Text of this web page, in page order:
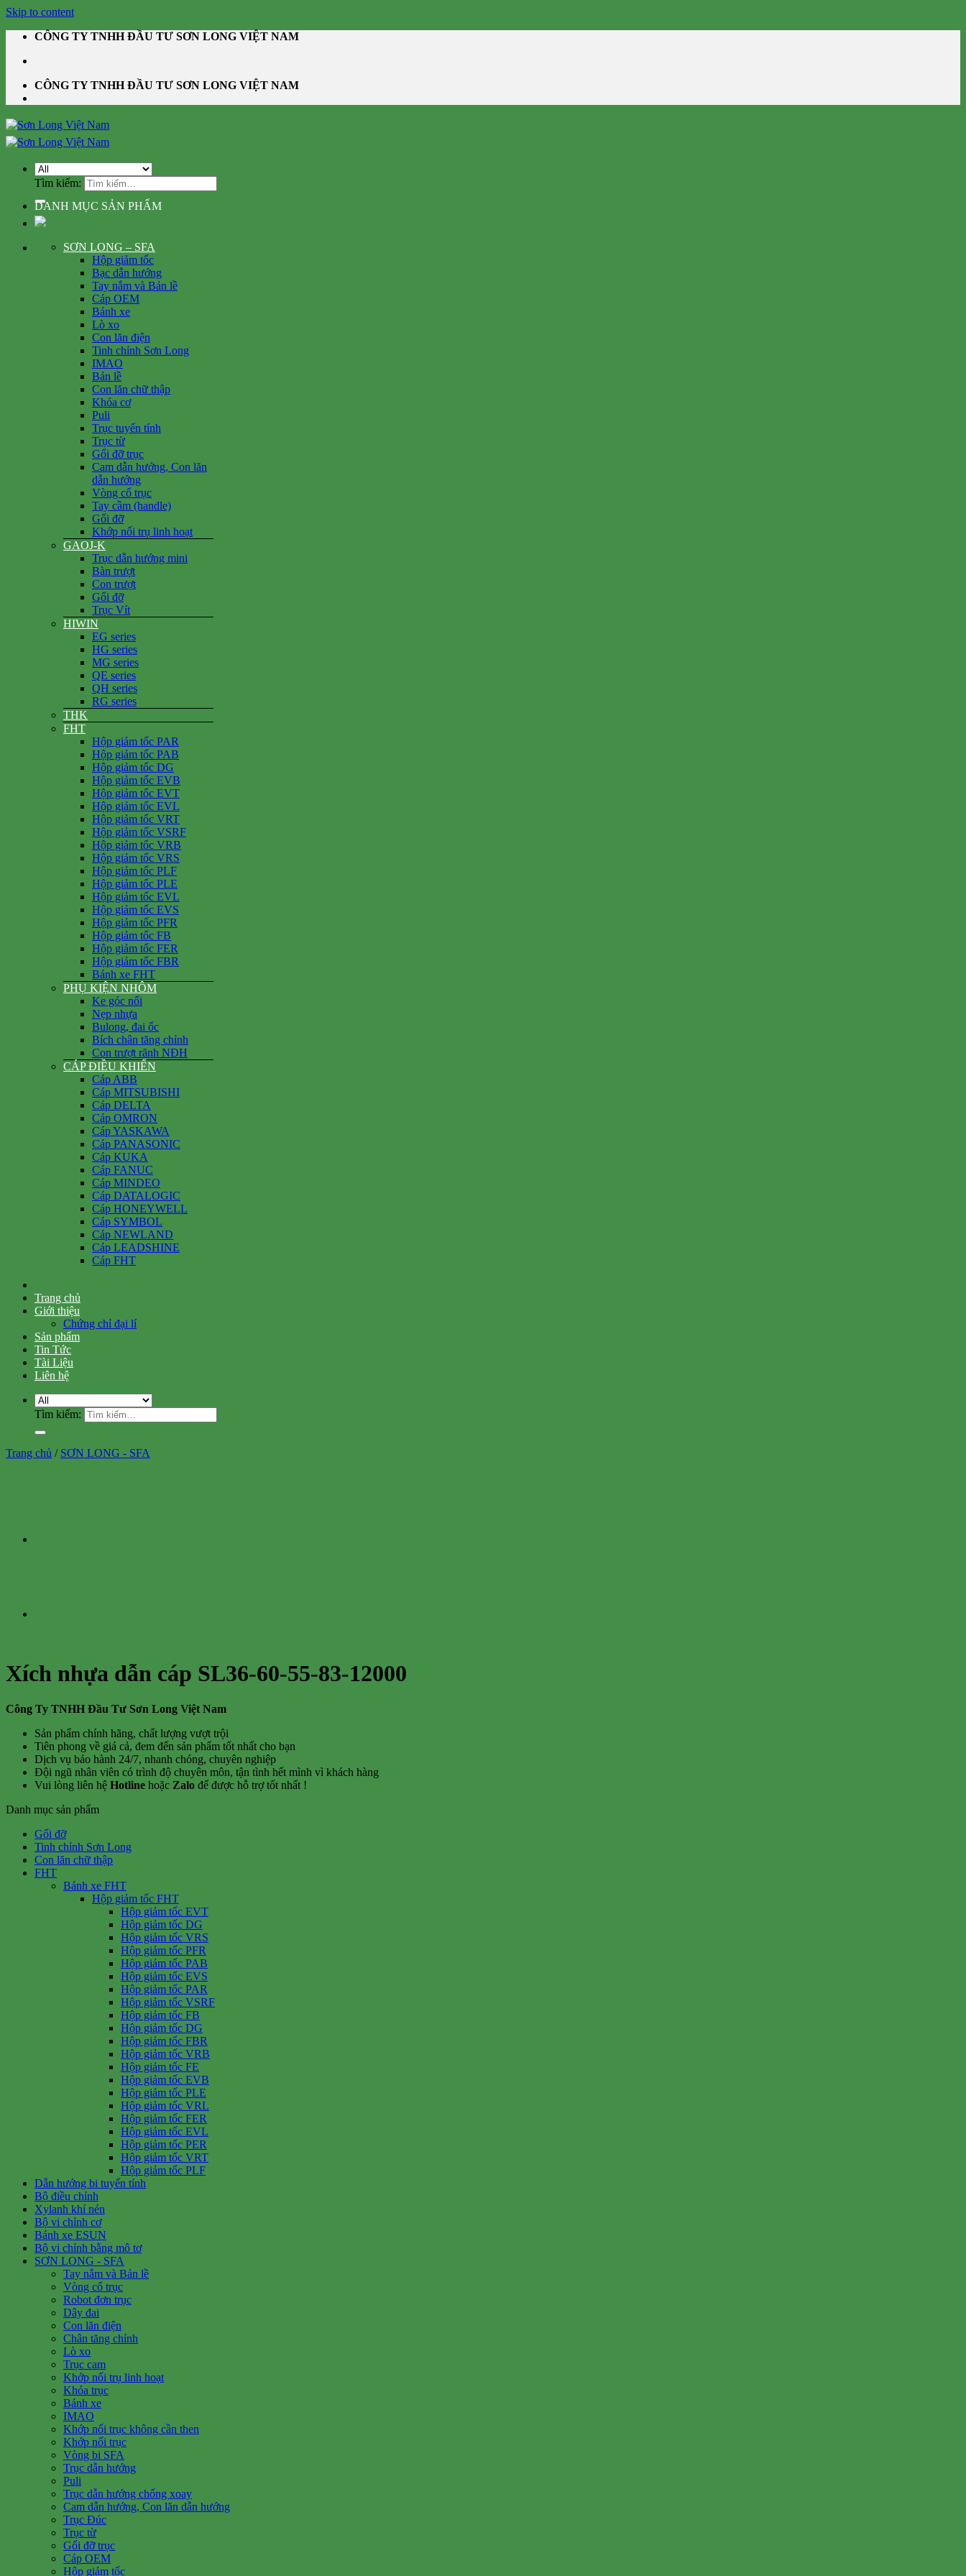
Skip to content
CÔNG TY TNHH ĐẦU TƯ SƠN LONG VIỆT NAM
CÔNG TY TNHH ĐẦU TƯ SƠN LONG VIỆT NAM
Tìm kiếm:
DANH MỤC SẢN PHẨM
SƠN LONG – SFA
Hộp giảm tốc
Bạc dẫn hướng
Tay nắm và Bản lề
Cáp OEM
Bánh xe
Lò xo
Con lăn điện
Tinh chỉnh Sơn Long
IMAO
Bản lề
Con lăn chữ thập
Khóa cơ
Puli
Trục tuyến tính
Trục từ
Gối đỡ trục
Cam dẫn hướng, Con lăn
dẫn hướng
Vòng cổ trục
Tay cầm (handle)
Gối đỡ
Khớp nối trụ linh hoạt
GAOJ-K
Trục dẫn hướng mini
Bàn trượt
Con trượt
Gối đỡ
Trục Vít
HIWIN
EG series
HG series
MG series
QE series
QH series
RG series
THK
FHT
Hộp giảm tốc PAR
Hộp giảm tốc PAB
Hộp giảm tốc DG
Hộp giảm tốc EVB
Hộp giảm tốc EVT
Hộp giảm tốc EVL
Hộp giảm tốc VRT
Hộp giảm tốc VSRF
Hộp giảm tốc VRB
Hộp giảm tốc VRS
Hộp giảm tốc PLF
Hộp giảm tốc PLE
Hộp giảm tốc EVL
Hộp giảm tốc EVS
Hộp giảm tốc PFR
Hộp giảm tốc FB
Hộp giảm tốc FER
Hộp giảm tốc FBR
Bánh xe FHT
PHỤ KIỆN NHÔM
Ke góc nổi
Nẹp nhựa
Bulong, đai ốc
Bích chân tăng chỉnh
Con trượt rãnh NĐH
CÁP ĐIỀU KHIỂN
Cáp ABB
Cáp MITSUBISHI
Cáp DELTA
Cáp OMRON
Cáp YASKAWA
Cáp PANASONIC
Cáp KUKA
Cáp FANUC
Cáp MINDEO
Cáp DATALOGIC
Cáp HONEYWELL
Cáp SYMBOL
Cáp NEWLAND
Cáp LEADSHINE
Cáp FHT
Trang chủ
Giới thiệu
Chứng chỉ đại lí
Sản phẩm
Tin Tức
Tài Liệu
Liên hệ
Tìm kiếm:
Trang chủ / SƠN LONG - SFA
Xích nhựa dẫn cáp SL36-60-55-83-12000
Công Ty TNHH Đầu Tư Sơn Long Việt Nam
Sản phẩm chính hãng, chất lượng vượt trội
Tiên phong về giá cả, đem đến sản phẩm tốt nhất cho bạn
Dịch vụ bảo hành 24/7, nhanh chóng, chuyên nghiệp
Đội ngũ nhân viên có trình độ chuyên môn, tận tình hết mình vì khách hàng
Vui lòng liên hệ Hotline hoặc Zalo để được hỗ trợ tốt nhất !
Danh mục sản phẩm
Gối đỡ
Tinh chỉnh Sơn Long
Con lăn chữ thập
FHT
Bánh xe FHT
Hộp giảm tốc FHT
Hộp giảm tốc EVT
Hộp giảm tốc DG
Hộp giảm tốc VRS
Hộp giảm tốc PFR
Hộp giảm tốc PAB
Hộp giảm tốc EVS
Hộp giảm tốc PAR
Hộp giảm tốc VSRF
Hộp giảm tốc FB
Hộp giảm tốc DG
Hộp giảm tốc FBR
Hộp giảm tốc VRB
Hộp giảm tốc FE
Hộp giảm tốc EVB
Hộp giảm tốc PLE
Hộp giảm tốc VRL
Hộp giảm tốc FER
Hộp giảm tốc EVL
Hộp giảm tốc PER
Hộp giảm tốc VRT
Hộp giảm tốc PLF
Dẫn hướng bi tuyến tính
Bộ điều chỉnh
Xylanh khí nén
Bộ vi chỉnh cơ
Bánh xe ESUN
Bộ vi chỉnh bằng mô tơ
SƠN LONG - SFA
Tay nắm và Bản lề
Vòng cổ trục
Robot đơn trục
Dây đai
Con lăn điện
Chân tăng chỉnh
Lò xo
Trục cam
Khớp nối trụ linh hoạt
Khóa trục
Bánh xe
IMAO
Khớp nối trục không cần then
Khớp nối trục
Vòng bi SFA
Trục dẫn hướng
Puli
Trục dẫn hướng chống xoay
Cam dẫn hướng, Con lăn dẫn hướng
Trục Đúc
Trục từ
Gối đỡ trục
Cáp OEM
Hộp giảm tốc